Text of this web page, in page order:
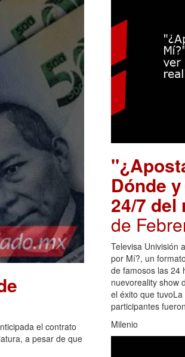
el contrato
a pesar de que
Dónde
24/7 del
de
Televisa Univisión
por Mí?, un
de famosos las 24
nuevoreality show
el éxito que
participantes
Milenio